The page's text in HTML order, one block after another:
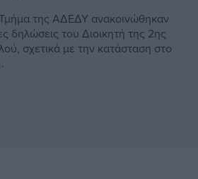
της ΑΔΕΔΥ ανακοινώθηκαν
δηλώσεις του Διοικητή της 2ης
σχετικά με την κατάσταση στο